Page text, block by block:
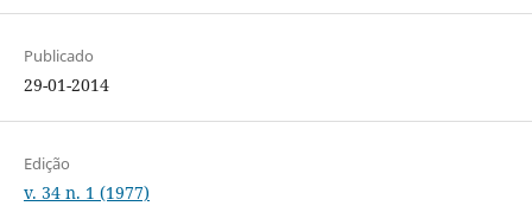
Publicado
29-01-2014
Edição
v. 34 n. 1 (1977)